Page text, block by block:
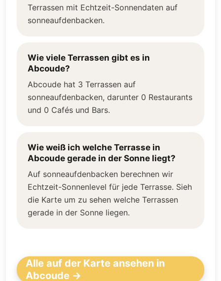
Terrassen mit Echtzeit-Sonnendaten auf
sonneaufdenbacken.
Wie viele Terrassen gibt es in
Abcoude?
Abcoude hat 3 Terrassen auf
sonneaufdenbacken, darunter 0 Restaurants
und 0 Cafés und Bars.
Wie weiß ich welche Terrasse in
Abcoude gerade in der Sonne liegt?
Auf sonneaufdenbacken berechnen wir
Echtzeit-Sonnenlevel für jede Terrasse. Sieh
die Karte um zu sehen welche Terrassen
gerade in der Sonne liegen.
Alle auf der Karte ansehen in
Abcoude →